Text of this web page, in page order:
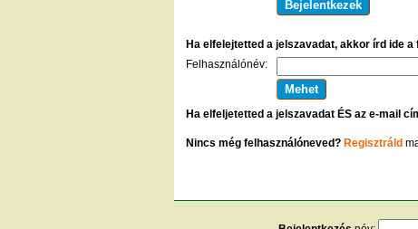
Ha elfelejtetted a jelszavadat, akkor írd ide
Felhasználónév:
Ha elfeljetetted a jelszavadat ÉS az e-mail
Nincs még felhasználóneved? Regisztráld